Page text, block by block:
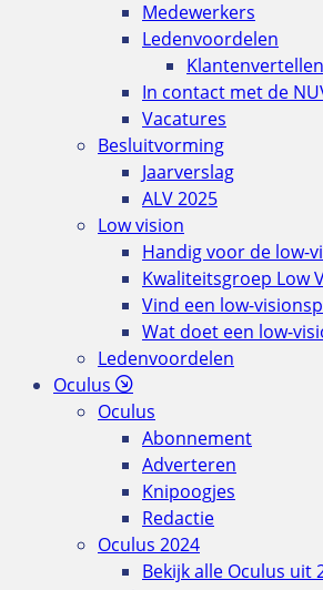
Medewerkers
Ledenvoordelen
Klantenvertellen
In contact met de
Vacatures
Besluitvorming
Jaarverslag
ALV 2025
Low vision
Handig voor de low-
Kwaliteitsgroep Low
Vind een low-
Wat doet een low-
Ledenvoordelen
Oculus
Oculus
Abonnement
Adverteren
Knipoogjes
Redactie
Oculus 2024
Bekijk alle Oculus uit